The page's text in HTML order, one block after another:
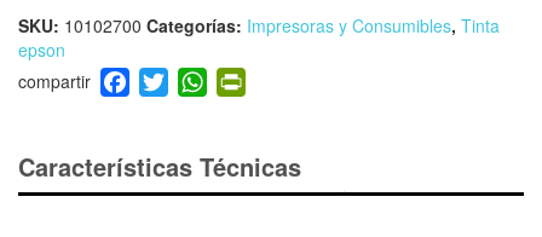
SKU: 10102700 Categorías: Impresoras y Consumibles, Tinta
epson
F
a
e
b
T
wi
er
W
h
s
A
ri
e
Características Técnicas